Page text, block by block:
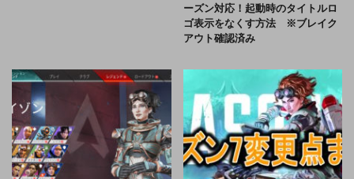
ーズン対応！起動時のタイトルロ
ゴ表示をなくす方法 ※ブレイク
アウト確認済み